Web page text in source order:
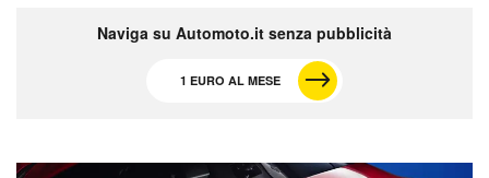
Naviga su Automoto.it senza pubblicità
1 EURO AL MESE